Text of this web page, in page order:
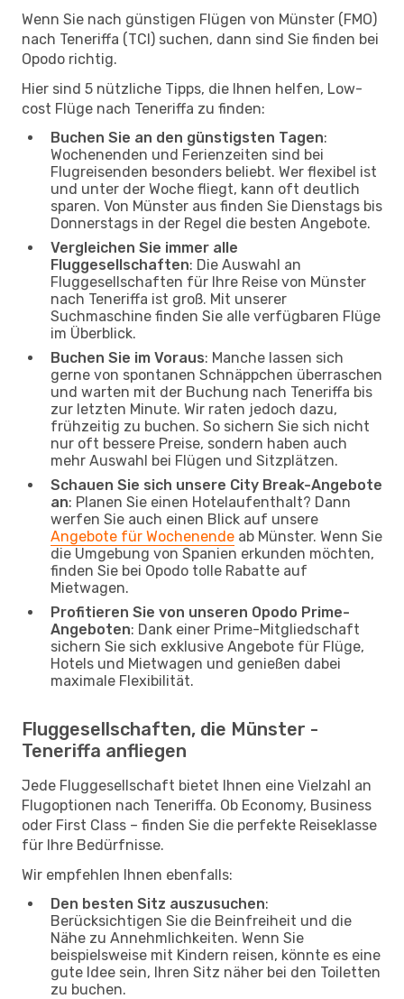
Wenn Sie nach günstigen Flügen von Münster (FMO)
nach Teneriffa (TCI) suchen, dann sind Sie finden bei
Opodo richtig.
Hier sind 5 nützliche Tipps, die Ihnen helfen, Low-
cost Flüge nach Teneriffa zu finden:
Buchen Sie an den günstigsten Tagen:
Wochenenden und Ferienzeiten sind bei
Flugreisenden besonders beliebt. Wer flexibel ist
und unter der Woche fliegt, kann oft deutlich
sparen. Von Münster aus finden Sie Dienstags bis
Donnerstags in der Regel die besten Angebote.
Vergleichen Sie immer alle
Fluggesellschaften: Die Auswahl an
Fluggesellschaften für Ihre Reise von Münster
nach Teneriffa ist groß. Mit unserer
Suchmaschine finden Sie alle verfügbaren Flüge
im Überblick.
Buchen Sie im Voraus: Manche lassen sich
gerne von spontanen Schnäppchen überraschen
und warten mit der Buchung nach Teneriffa bis
zur letzten Minute. Wir raten jedoch dazu,
frühzeitig zu buchen. So sichern Sie sich nicht
nur oft bessere Preise, sondern haben auch
mehr Auswahl bei Flügen und Sitzplätzen.
Schauen Sie sich unsere City Break-Angebote
an: Planen Sie einen Hotelaufenthalt? Dann
werfen Sie auch einen Blick auf unsere
Angebote für Wochenende ab Münster. Wenn Sie
die Umgebung von Spanien erkunden möchten,
finden Sie bei Opodo tolle Rabatte auf
Mietwagen.
Profitieren Sie von unseren Opodo Prime-
Angeboten: Dank einer Prime-Mitgliedschaft
sichern Sie sich exklusive Angebote für Flüge,
Hotels und Mietwagen und genießen dabei
maximale Flexibilität.
Fluggesellschaften, die Münster -
Teneriffa anfliegen
Jede Fluggesellschaft bietet Ihnen eine Vielzahl an
Flugoptionen nach Teneriffa. Ob Economy, Business
oder First Class – finden Sie die perfekte Reiseklasse
für Ihre Bedürfnisse.
Wir empfehlen Ihnen ebenfalls:
Den besten Sitz auszusuchen:
Berücksichtigen Sie die Beinfreiheit und die
Nähe zu Annehmlichkeiten. Wenn Sie
beispielsweise mit Kindern reisen, könnte es eine
gute Idee sein, Ihren Sitz näher bei den Toiletten
zu buchen.